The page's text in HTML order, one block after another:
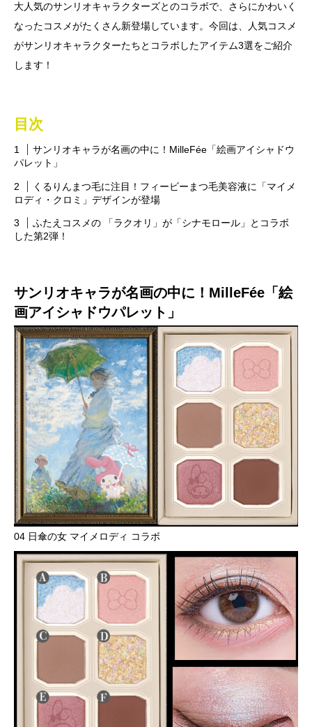
大人気のサンリオキャラクターズとのコラボで、さらにかわいく
なったコスメがたくさん新登場しています。今回は、人気コスメ
がサンリオキャラクターたちとコラボしたアイテム3選をご紹介
します！
目次
サンリオキャラが名画の中に！MilleFée「絵画アイシャドウ
パレット」
くるりんまつ毛に注目！フィービーまつ毛美容液に「マイメ
ロディ・クロミ」デザインが登場
ふたえコスメの 「ラクオリ」が「シナモロール」とコラボ
した第2弾！
サンリオキャラが名画の中に！MilleFée「絵
画アイシャドウパレット」
04 日傘の女 マイメロディ コラボ